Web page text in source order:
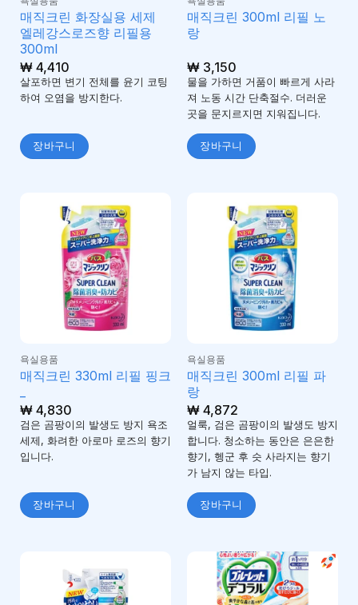
매직크린 화장실용 세제
엘레강스로즈향 리필용
300ml
₩4,410
살포하면 변기 전체를 윤기 코팅
하여 오염을 방지한다.
장바구니
매직크린 300ml 리필 노
랑
₩3,150
물을 가하면 거품이 빠르게 사라
져 노동 시간 단축절수. 더러운
곳을 문지르지면 지워집니다.
장바구니
욕실용품
매직크린 330ml 리필 핑크
₩4,830
검은 곰팡이의 발생도 방지 욕조
세제, 화려한 아로마 로즈의 향기
입니다.
장바구니
욕실용품
매직크린 300ml 리필 파
랑
₩4,872
얼룩, 검은 곰팡이의 발생도 방지
합니다. 청소하는 동안은 은은한
향기, 헹군 후 슷 사라지는 향기
가 남지 않는 타입.
장바구니